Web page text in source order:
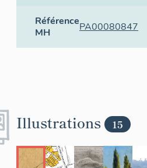
Référence
MH
PA00080847
Illustrations 15